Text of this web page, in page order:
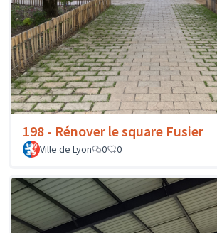
198 - Rénover le square Fusier
Ville de Lyon
0 0